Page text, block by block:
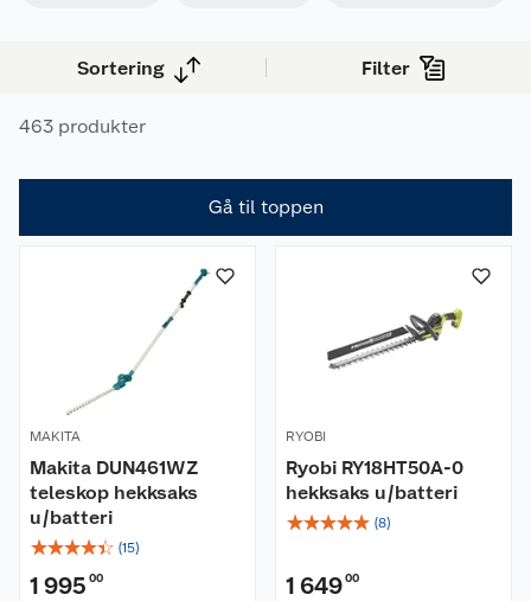
Sortering Filter
463 produkter
Gå til toppen
MAKITA
Makita DUN461WZ
teleskop hekksaks
u/batteri
☆☆☆☆☆ (15)
1 995 00
RYOBI
Ryobi RY18HT50A-0
hekksaks u/batteri
☆☆☆☆☆ (8)
1 64900